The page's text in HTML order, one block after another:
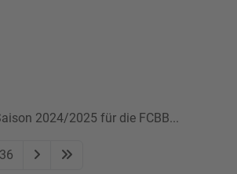
2024/2025 für die FCBB...
36